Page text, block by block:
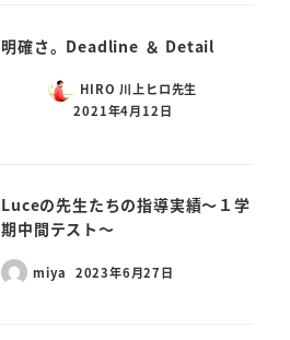
明確さ。Deadline ＆ Detail
HIRO 川上ヒロ先生
2021年4月12日
Luceの先生たちの指導実績～１学
期中間テスト～
miya 2023年6月27日